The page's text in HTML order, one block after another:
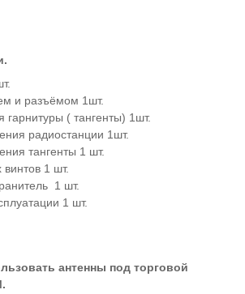
и разъёмом 1шт.
гарнитуры ( тангенты) 1шт.
радиостанции 1шт.
тангенты 1 шт.
1 шт.
1 шт.
1 шт.
антенны под торговой